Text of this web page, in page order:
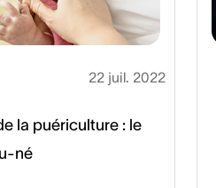
22 juil. 2022
la puériculture : le
né